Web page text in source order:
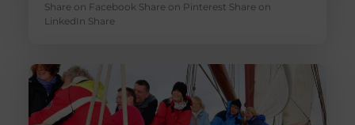
Share on Facebook Share on Pinterest Share on
LinkedIn Share